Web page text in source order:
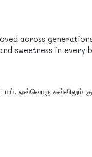
across
sweetness in every
ஒவ்வொரு கவ்விலும்